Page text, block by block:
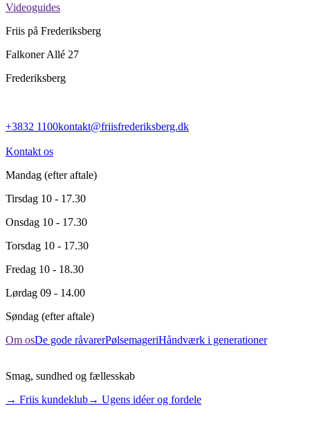
Videoguides
Friis på Frederiksberg
Falkoner Allé 27
Frederiksberg
+3832 1100kontakt@friisfrederiksberg.dk
Kontakt os
Mandag (efter aftale)
Tirsdag 10 - 17.30
Onsdag 10 - 17.30
Torsdag 10 - 17.30
Fredag 10 - 18.30
Lørdag 09 - 14.00
Søndag (efter aftale)
Om osDe gode råvarerPølsemageriHåndværk i generationer
Smag, sundhed og fællesskab
→ Friis kundeklub→ Ugens idéer og fordele